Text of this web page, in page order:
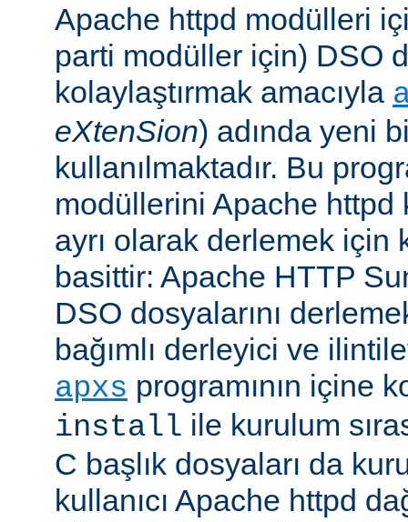
Apache httpd modülleri
parti modüller için) DSO
kolaylaştırmak amacıyla
eXtenSion) adında yeni
kullanılmaktadır. Bu
modüllerini Apache httpd
ayrı olarak derlemek için
basittir: Apache HTTP
DSO dosyalarını
bağımlı derleyici ve
apxs programının içine
install ile kurulum
C başlık dosyaları da
kullanıcı Apache httpd